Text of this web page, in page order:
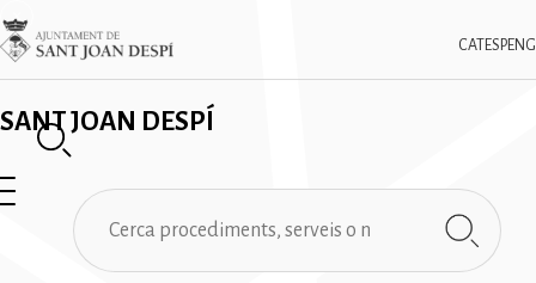
Vés
al
contingut
SANT JOAN DESPÍ
CAT ESPENG
Imatge
✕
Cerca